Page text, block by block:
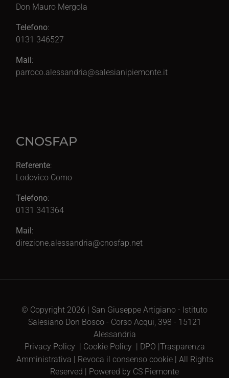
Don Mauro Mergola
Telefono:
0131 346527
Mail:
parroco.alessandria@salesianipiemonte.it
CNOSFAP
Referente:
Lodovico Como
Telefono:
0131 341364
Mail:
direzione.alessandria@cnosfap.net
© Copyright 2026 | San Giuseppe Artigiano - Istituto
Salesiano Don Bosco - Corso Acqui, 398 - 15121
Alessandria
Privacy Policy
Cookie Policy DPO Trasparenza
Amministrativa
Revoca il consenso cookie| All Rights
Reserved | Powered by CS Piemonte